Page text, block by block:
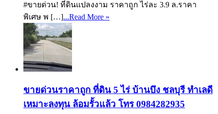
#ขายด่วน! ที่ดินแปลงงาม ราคาถูก ไร่ละ 3.9 ล.ราคา
พิเศษ พ […]...Read More »
ขายด่วนราคาถูก ที่ดิน 5 ไร่ บ้านบึง ชลบุรี ทำเลดี
เหมาะลงทุน ล้อมรั้วแล้ว โทร 0984282935